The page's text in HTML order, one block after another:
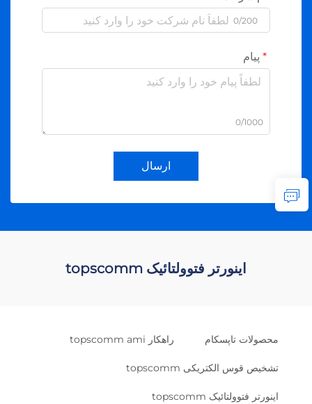
0/200
پیام
0/1000
ارسال
اینورتر فتوولتائیک topscomm
محصولات تاپسکام راهکار topscomm ami
تشخیص قوس الکتریکی topscomm
اینورتر فتوولتائیک topscomm